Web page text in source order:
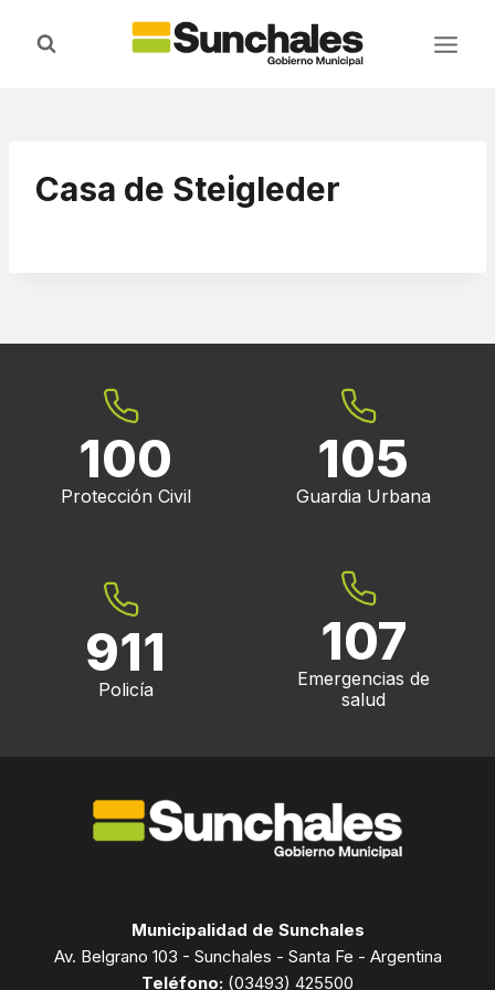
Casa de Steigleder
100
Protección Civil
105
Guardia Urbana
911
Policía
107
Emergencias de
salud
Municipalidad de Sunchales
Av. Belgrano 103 - Sunchales - Santa Fe - Argentina
Teléfono: (03493) 425500